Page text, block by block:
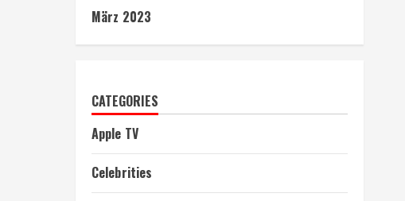
März 2023
CATEGORIES
Apple TV
Celebrities